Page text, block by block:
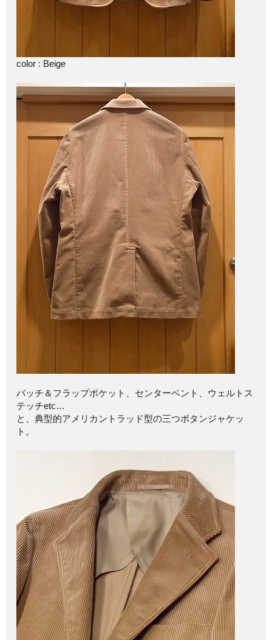
color : Beige
パッチ＆フラップポケット、センターベント、ウェルトス
テッチetc…
と、典型的アメリカントラッド型の三つボタンジャケッ
ト。